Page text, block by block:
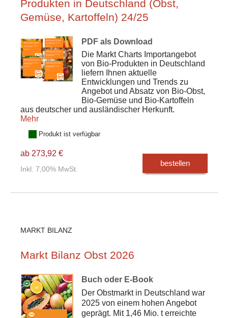
Produkten in Deutschland (Obst,
Gemüse, Kartoffeln) 24/25
PDF als Download
Die Markt Charts Importangebot
von Bio-Produkten in Deutschland
liefern Ihnen aktuelle
Entwicklungen und Trends zu
Angebot und Absatz von Bio-Obst,
Bio-Gemüse und Bio-Kartoffeln
aus deutscher und ausländischer Herkunft.
Mehr
Produkt ist verfügbar
ab 273,92 €
Inkl. 7,00% MwSt.
bestellen
MARKT BILANZ
Markt Bilanz Obst 2026
Buch oder E-Book
Der Obstmarkt in Deutschland war
2025 von einem hohen Angebot
geprägt. Mit 1,46 Mio. t erreichte